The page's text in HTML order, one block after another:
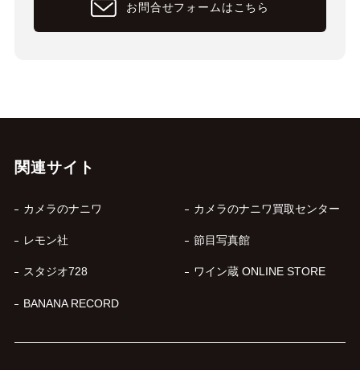
お問合せフォームはこちら
関連サイト
カメラのナニワ カメラのナニワ買取センター
レモン社 節目写真館
スタジオ728 ワイン蔵 ONLINE STORE
BANANA RECORD